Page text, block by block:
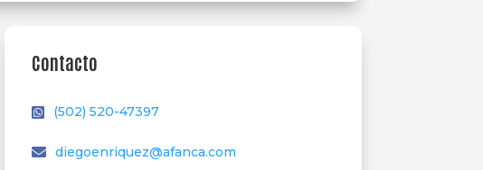
Contacto
(502) 520-47397
diegoenriquez@afanca.com